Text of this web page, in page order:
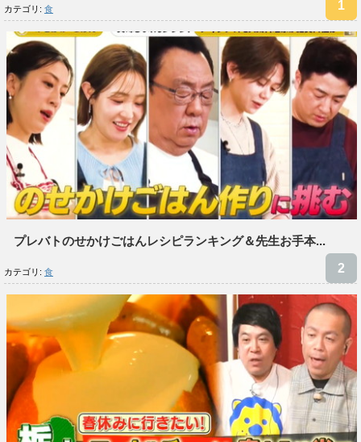
カテゴリ: 食
プレバトのせかけごはんレシピランキング＆先生お手本...
カテゴリ: 食